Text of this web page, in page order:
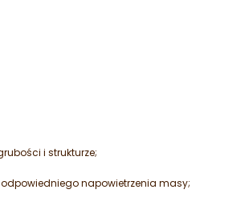
i strukturze;
napowietrzenia masy;